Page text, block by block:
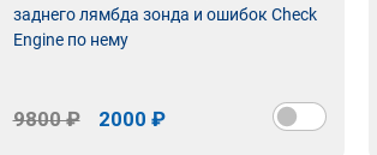
заднего лямбда зонда и ошибок Check
Engine по нему
9800 ₽ 2000 ₽